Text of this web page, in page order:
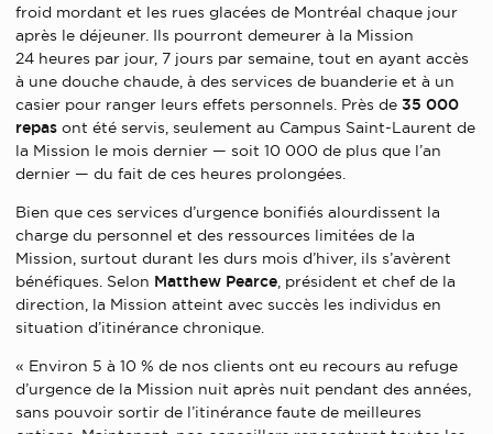
froid mordant et les rues glacées de Montréal chaque jour
après le déjeuner. Ils pourront demeurer à la Mission
24 heures par jour, 7 jours par semaine, tout en ayant accès
à une douche chaude, à des services de buanderie et à un
casier pour ranger leurs effets personnels. Près de 35 000
repas ont été servis, seulement au Campus Saint-Laurent de
la Mission le mois dernier — soit 10 000 de plus que l’an
dernier — du fait de ces heures prolongées.
Bien que ces services d’urgence bonifiés alourdissent la
charge du personnel et des ressources limitées de la
Mission, surtout durant les durs mois d’hiver, ils s’avèrent
bénéfiques. Selon Matthew Pearce , président et chef de la
direction, la Mission atteint avec succès les individus en
situation d’itinérance chronique.
« Environ 5 à 10 % de nos clients ont eu recours au refuge
d’urgence de la Mission nuit après nuit pendant des années,
sans pouvoir sortir de l’itinérance faute de meilleures